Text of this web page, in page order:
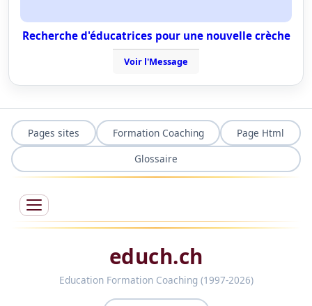
Recherche d'éducatrices pour une nouvelle crèche
Voir l'Message
Pages sites Formation Coaching
Page Html
Glossaire
educh.ch
Education Formation Coaching (1997-2026)